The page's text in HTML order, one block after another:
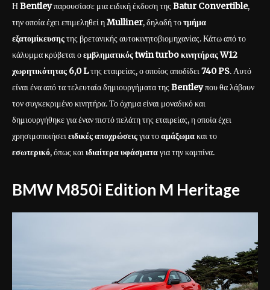
ΗBentleyπαρουσίασε μια ειδική έκδοση της Batur Convertible,
την οποία έχει επιμεληθεί ηMulliner, δηλαδή τοτμήμα
εξατομίκευσηςτης βρετανικής αυτοκινητοβιομηχανίας. Κάτω από το
κάλυμμα κρύβεται οεμβληματικός twin turbo κινητήρας W12
χωρητικότητας 6,0 Lτης εταιρείας, ο οποίος αποδίδει740 PS. Αυτό
είναι ένα από τα τελευταία δημιουργήματα της Bentleyπου θα λάβουν
τον συγκεκριμένο κινητήρα. Το όχημα είναι μοναδικό και
δημιουργήθηκε για έναν πιστό πελάτη της εταιρείας, η οποία έχει
χρησιμοποιήσειειδικές αποχρώσειςγια τοαμάξωμακαι το
εσωτερικό, όπως καιιδιαίτερα υφάσματαγια την καμπίνα.
BMW M850i Edition M Heritage